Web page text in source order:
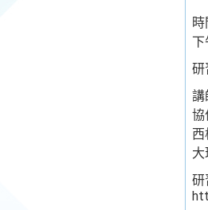
下
研
講
協
研